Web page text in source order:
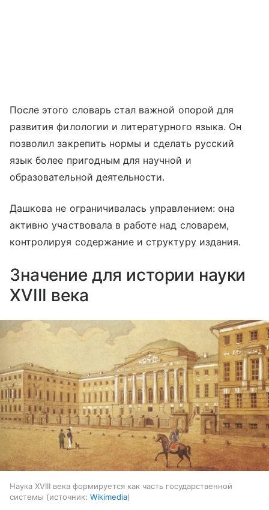
После этого словарь стал важной опорой для
развития филологии и литературного языка. Он
позволил закрепить нормы и сделать русский
язык более пригодным для научной и
образовательной деятельности.
Дашкова не ограничивалась управлением: она
активно участвовала в работе над словарем,
контролируя содержание и структуру издания.
Значение для истории науки
XVIII века
Наука XVIII века формируется как часть государственной
системы
источник: Wikimedia